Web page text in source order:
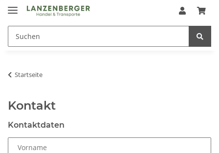
Startseite
Kontakt
Kontaktdaten
Vorname